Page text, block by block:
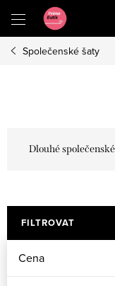
obsah
Společenské šaty
Dlouhé
FILTROVAT
Cena